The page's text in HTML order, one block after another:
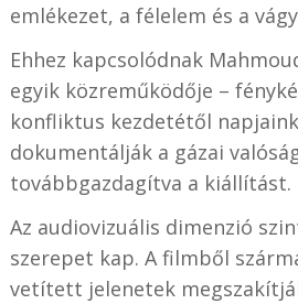
emlékezet, a félelem és a
Ehhez kapcsolódnak
egyik közreműködője –
konfliktus kezdetétől
dokumentálják a gázai
továbbgazdagítva a kiállítást.
Az audiovizuális dimenzió
szerepet kap. A filmből
vetített jelenetek